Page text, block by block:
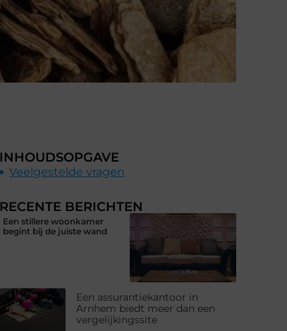
INHOUDSOPGAVE
Veelgestelde vragen
RECENTE BERICHTEN
Een stillere woonkamer
begint bij de juiste wand
Een assurantiekantoor in
Arnhem biedt meer dan een
vergelijkingssite